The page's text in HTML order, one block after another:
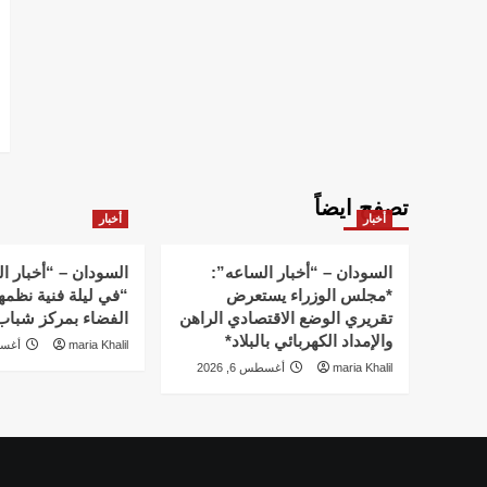
تصفح ايضاً
أخبار
السودان – “أخبار الساعه”:
*مجلس الوزراء يستعرض
تقريري الوضع الاقتصادي الراهن
والإمداد الكهربائي بالبلاد*
maria Khalil أغسطس 6, 2026
أخبار
السودان – “أخبار
“في ليلة فنية
الفضاء بمركز
maria Khalil